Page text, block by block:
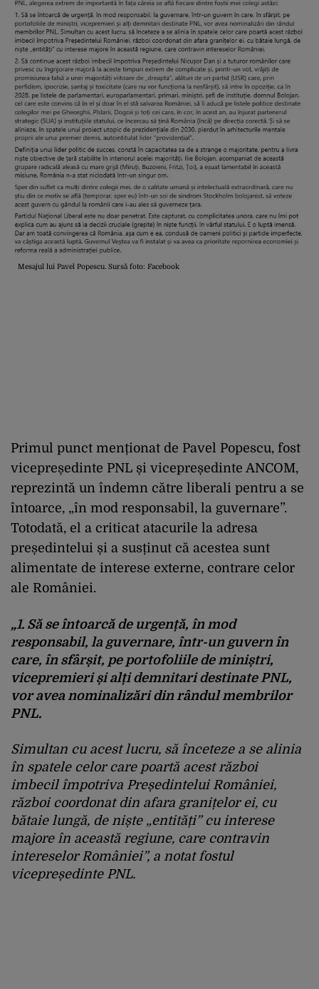
Mesajul lui Pavel Popescu. Sursă foto: Facebook
Primul punct menționat de Pavel Popescu, fost
vicepreședinte PNL și vicepreședinte ANCOM,
reprezintă un îndemn către liberali pentru a se
întoarce, „în mod responsabil, la guvernare”.
Totodată, el a criticat atacurile la adresa
președintelui și a susținut că acestea sunt
alimentate de interese externe, contrare celor
ale României.
„1. Să se întoarcă de urgență, în mod
responsabil, la guvernare, într-un guvern în
care, în sfârșit, pe portofoliile de miniștri,
vicepremieri și alți demnitari destinate PNL,
vor avea nominalizări din rândul membrilor
PNL.
Simultan cu acest lucru, să înceteze a se alinia
în spatele celor care poartă acest război
imbecil împotriva Președintelui României,
război coordonat din afara granițelor ei, cu
bătaie lungă, de niște „entități” cu interese
majore în această regiune, care contravin
intereselor României”, a notat fostul
vicepreședinte PNL.